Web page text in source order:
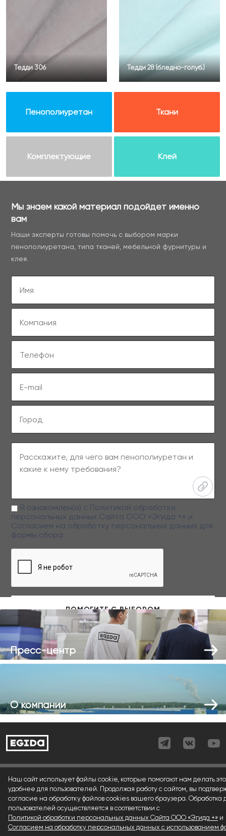
Тедди 306 Тедди 28 (бледно-голуб.)
Пенополиуретан Ткани
Комплектующие Клей
Мы знаем какой материал подойдет именно
вам
Наши эксперты готовы помочь с выбором марки
пенополиуретана, типа тканей, мебельной фурнитуры и
клея.
Заполняя данную форму вы даете свое согласие на обработку
персональных данных
Я ознакомлен(а) с Политикой обработки
персональных данных Сайта ООО «Эгида +» и
Согласием на обработку персональных данных для
формы сбора
Пресс-центр
О компании
Политика конфиденциальности
Согласие (cookies)
Согласие (форма)
Согласие (регистрация)
Наш сайт использует файлы cookie, которые помогают нам делать
удобнее для пользователей. Продолжая работу с сайтом, вы
согласие на обработку файлов cookies вашего браузера. Обработка
пользователей осуществляется в соответствии с
Политикой обработки персональных данных Сайта ООО «Эгида +» и
Согласием на обработку персональных данных с использованием